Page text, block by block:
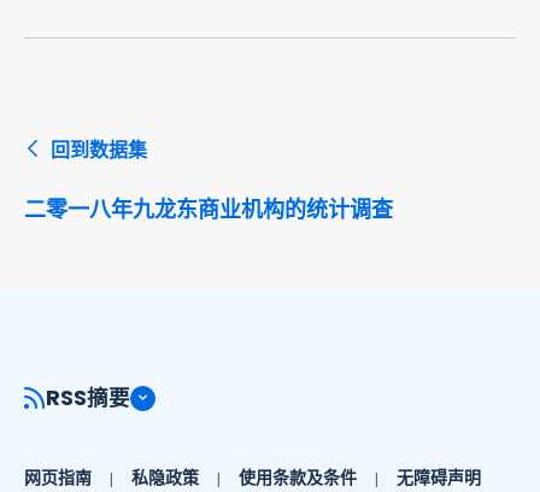
回到数据集
二零一八年九龙东商业机构的统计调查
RSS摘要
网页指南 私隐政策 使用条款及条件 无障碍声明